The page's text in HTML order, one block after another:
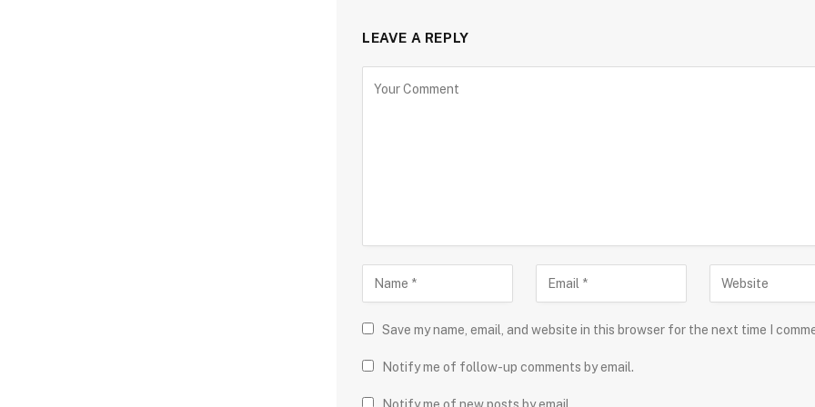
LEAVE A REPLY
Save my name, email, and website in this browser for the next time I
Notify me of follow-up comments by email.
Notify me of new posts by email.